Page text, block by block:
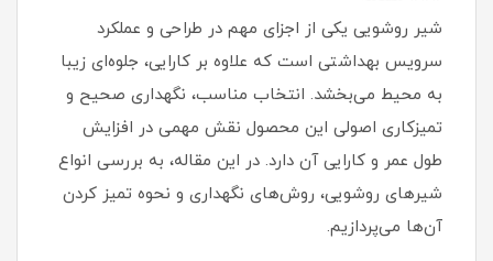
شیر روشویی یکی از اجزای مهم در طراحی و عملکرد
سرویس بهداشتی است که علاوه بر کارایی، جلوه‌ای زیبا
به محیط می‌بخشد. انتخاب مناسب، نگهداری صحیح و
تمیزکاری اصولی این محصول نقش مهمی در افزایش
طول عمر و کارایی آن دارد. در این مقاله، به بررسی انواع
شیرهای روشویی، روش‌های نگهداری و نحوه تمیز کردن
آن‌ها می‌پردازیم.